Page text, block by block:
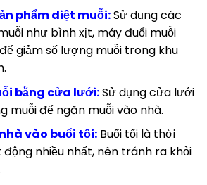
phẩm diệt muỗi:Sử dụng các
như bình xịt, máy đuổi muỗi
giảm số lượng muỗi trong khu
bằng cửa lưới:Sử dụng cửa lưới
muỗi để ngăn muỗi vào nhà.
vào buổi tối:Buổi tối là thời
nhiều nhất, nên tránh ra khỏi